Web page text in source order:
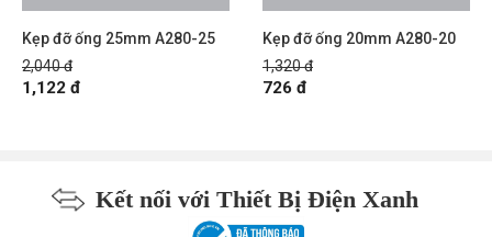
Kẹp đỡ ống 25mm A280-25
2,040 đ
1,122 đ
Kẹp đỡ ống 20mm A280-20
1,320 đ
726 đ
Kết nối với Thiết Bị Điện Xanh